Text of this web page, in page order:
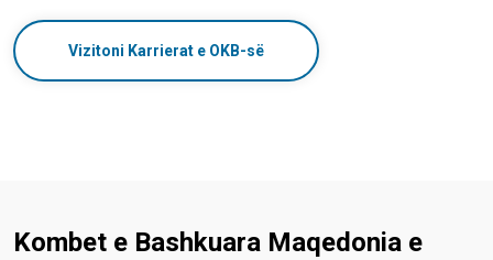
Vizitoni Karrierat e OKB-së
Kombet e Bashkuara Maqedonia e